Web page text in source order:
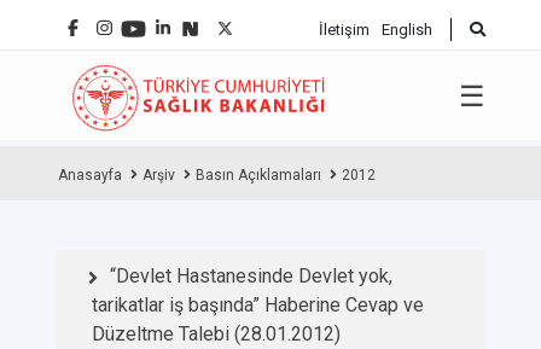
İletişim English
☰
Anasayfa Arşiv Basın Açıklamaları 2012
“Devlet Hastanesinde Devlet yok,
tarikatlar iş başında” Haberine Cevap ve
Düzeltme Talebi (28.01.2012)